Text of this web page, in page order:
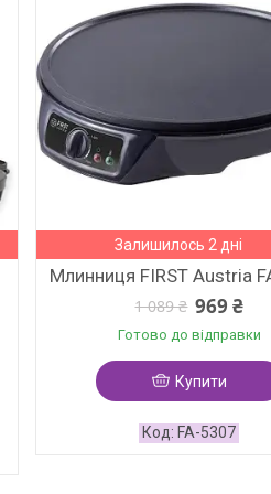
Залишилось 2 дні
Млинниця FIRST Austria
1 089 ₴ 969 ₴
Готово до відправки
Купити
FA-5307